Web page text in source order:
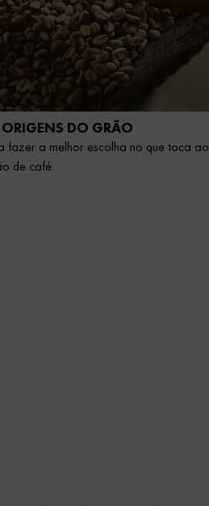
ORIGENS DO GRÃO
fazer a melhor escolha no que toca ao
de café.